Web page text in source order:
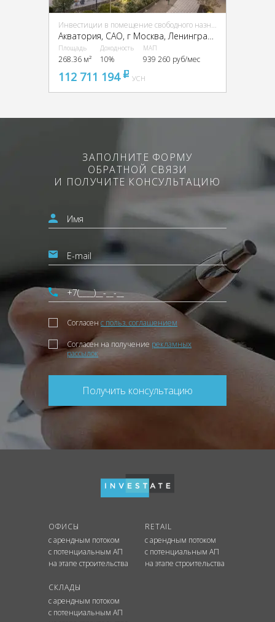
Инвестиции в помещение свободного назначения (ПСН)
Акватория, CАО, г Москва, Ленинградское ш., 69
Площадь
268.36 м²
Доходность
10%
МАП
939 260 руб/мес
112 711 194 pуб
УСН
ЗАПОЛНИТЕ ФОРМУ
ОБРАТНОЙ СВЯЗИ
И ПОЛУЧИТЕ КОНСУЛЬТАЦИЮ
Согласен с польз. соглашением
Согласен на получение рекламных
рассылок
Получить консультацию
ОФИСЫ
с арендным потоком
с потенциальным АП
на этапе строительства
RETAIL
с арендным потоком
с потенциальным АП
на этапе строительства
СКЛАДЫ
с арендным потоком
с потенциальным АП